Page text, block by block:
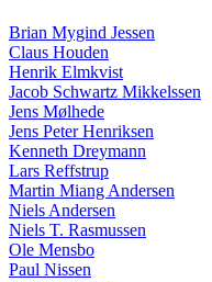
Brian Mygind Jessen
Claus Houden
Henrik Elmkvist
Jacob Schwartz Mikkelssen
Jens Mølhede
Jens Peter Henriksen
Kenneth Dreymann
Lars Reffstrup
Martin Miang Andersen
Niels Andersen
Niels T. Rasmussen
Ole Mensbo
Paul Nissen